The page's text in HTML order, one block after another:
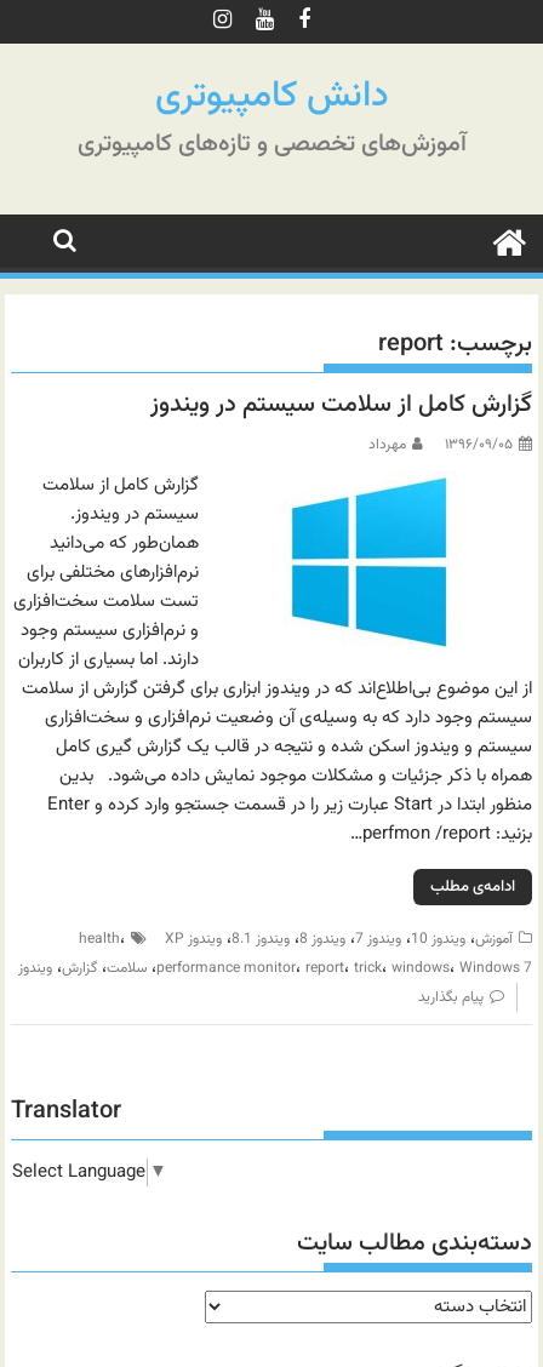
به
دانش کامپیوتری
آموزش‌های تخصصی و تازه‌های کامپیوتری
برچسب:report
گزارش کامل از سلامت سیستم در ویندوز
۱۳۹۶/۰۹/۰۵ مهرداد
گزارش کامل از سلامت
سیستم در ویندوز.
همان‌طور که می‌دانید
نرم‌افزارهای مختلفی برای
تست سلامت سخت‌افزاری
و نرم‌افزاری سیستم وجود
دارند. اما بسیاری از کاربران
از این موضوع بی‌‌اطلاع‌اند که در ویندوز ابزاری برای گرفتن گزارش از سلامت
سیستم وجود دارد که به وسیله‌ی آن وضعیت نرم‌افزاری و سخت‌افزاری
سیستم و ویندوز اسکن شده و نتیجه در قالب یک گزارش گیری کامل
همراه با ذکر جزئیات و مشکلات موجود نمایش داده می‌شود. بدین
منظور ابتدا در Start عبارت زیر را در قسمت جستجو وارد کرده و Enter
بزنید: perfmon /report…
ادامه‌ی مطلب
آموزش،ویندوز 10 ،ویندوز 7 ،ویندوز 8 ،ویندوز 8.1 ،ویندوز XP health،
performance monitor، report، trick، windows، Windows 7 ،سلامت،گزارش،ویندوز
پیام بگذارید
Translator
Select Language ▼
دسته‌بندی مطالب سایت
دسته‌بندی
مطالب